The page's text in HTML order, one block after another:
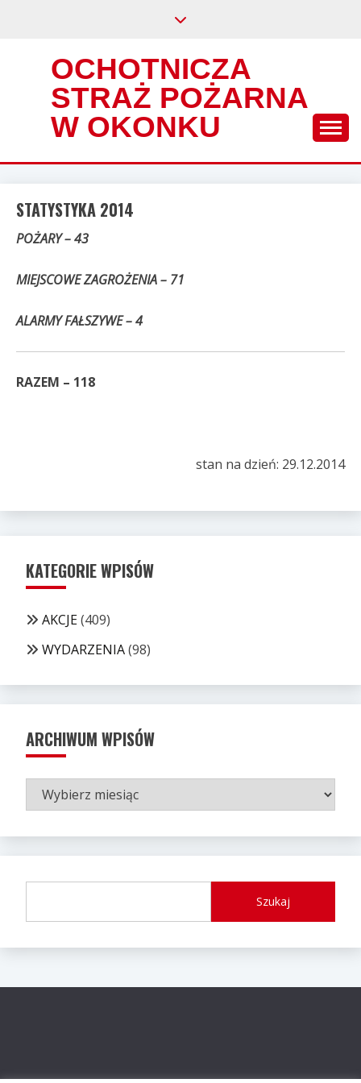
OCHOTNICZA
STRAŻ POŻARNA
W OKONKU
STATYSTYKA 2014
POŻARY – 43
MIEJSCOWE ZAGROŻENIA – 71
ALARMY FAŁSZYWE – 4
RAZEM – 118
stan na dzień: 29.12.2014
KATEGORIE WPISÓW
AKCJE(409)
WYDARZENIA(98)
ARCHIWUM WPISÓW
ARCHIWUM
WPISÓW
Szukaj